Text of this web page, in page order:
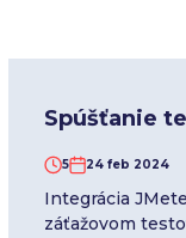
Spúšťanie
5 24 feb 2024
Integrácia
záťažovom